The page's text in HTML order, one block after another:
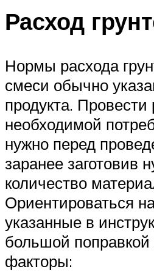
Расход
Нормы расхода
смеси обычно
продукта. Провести
необходимой
нужно перед
заранее заготовив
количество
Ориентироваться
указанные в
большой
факторы: